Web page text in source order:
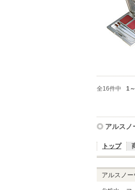
全16件中 1
アルスノ
トップ
アルスノー